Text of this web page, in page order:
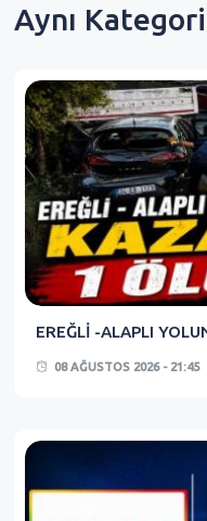
Aynı
EREĞLİ -ALAPLI
08 AĞUSTOS 2026 - 21:45